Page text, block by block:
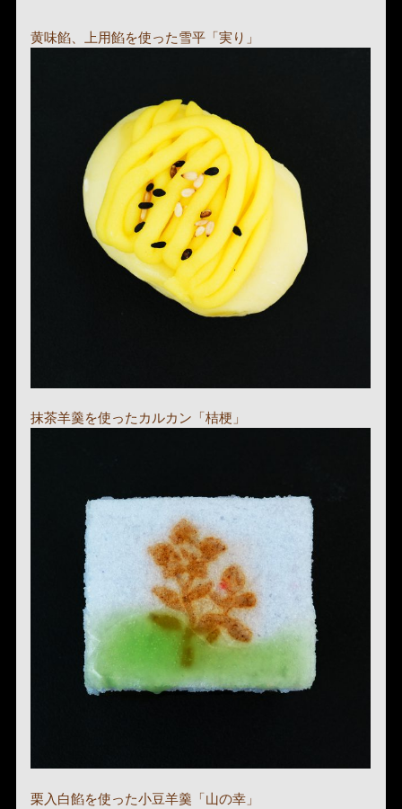
黄味餡、上用餡を使った雪平「実り」
抹茶羊羹を使ったカルカン「桔梗」
栗入白餡を使った小豆羊羹「山の幸」